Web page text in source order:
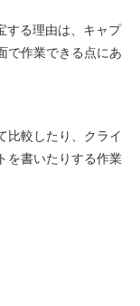
する理由は、キャプ
で作業できる点にあ
比較したり、クライ
を書いたりする作業